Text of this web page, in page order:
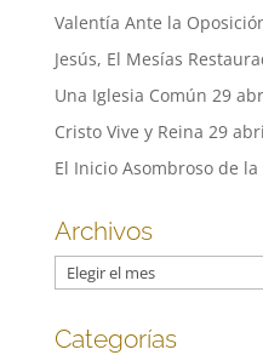
Valentía Ante la
Jesús, El Mesías
Una Iglesia Común 29
Cristo Vive y Reina 29
El Inicio Asombroso de la
Archivos
Archivos
Categorías